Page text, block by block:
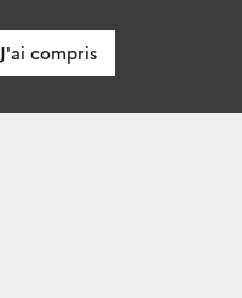
J'ai compris